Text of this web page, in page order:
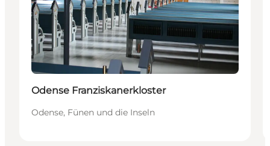
Odense Franziskanerkloster
Odense, Fünen und die Inseln